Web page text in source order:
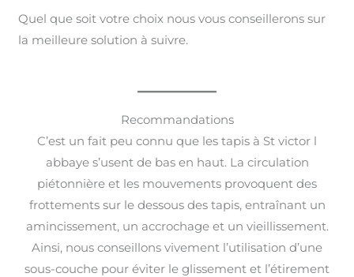
Quel que soit votre choix nous vous conseillerons sur
la meilleure solution à suivre.
Recommandations
C’est un fait peu connu que les tapis à St victor l
abbaye s’usent de bas en haut. La circulation
piétonnière et les mouvements provoquent des
frottements sur le dessous des tapis, entraînant un
amincissement, un accrochage et un vieillissement.
Ainsi, nous conseillons vivement l’utilisation d’une
sous-couche pour éviter le glissement et l’étirement